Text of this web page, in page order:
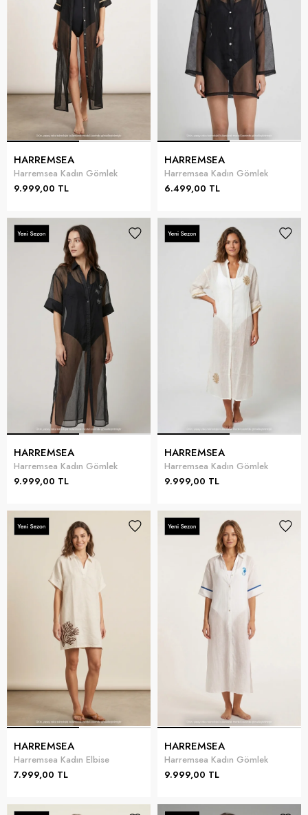
HARREMSEA
Harremsea Kadın Gömlek
9.999,00 TL
HARREMSEA
Harremsea Kadın Gömlek
6.499,00 TL
HARREMSEA
Harremsea Kadın Gömlek
9.999,00 TL
HARREMSEA
Harremsea Kadın Gömlek
9.999,00 TL
HARREMSEA
Harremsea Kadın Elbise
7.999,00 TL
HARREMSEA
Harremsea Kadın Gömlek
9.999,00 TL